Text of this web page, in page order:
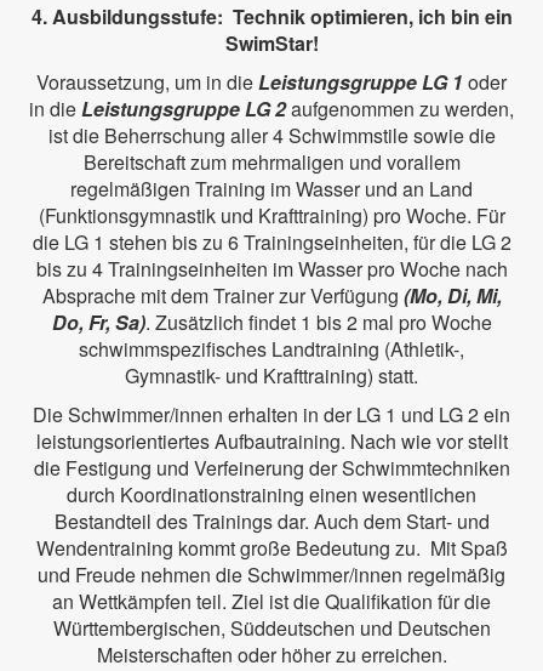
4. Ausbildungsstufe: Technik optimieren, ich bin ein
SwimStar!
Voraussetzung, um in dieLeistungsgruppe LG 1 oder
in dieLeistungsgruppe LG 2aufgenommen zu werden,
ist die Beherrschung aller 4 Schwimmstile sowie die
Bereitschaft zum mehrmaligen und vorallem
regelmäßigen Training im Wasser und an Land
(Funktionsgymnastik und Krafttraining) pro Woche. Für
die LG 1 stehen bis zu 6 Trainingseinheiten, für die LG 2
bis zu 4 Trainingseinheiten im Wasser pro Woche nach
Absprache mit dem Trainer zur Verfügung (Mo, Di, Mi,
Do, Fr, Sa). Zusätzlich findet 1 bis 2 mal pro Woche
schwimmspezifisches Landtraining (Athletik-,
Gymnastik- und Krafttraining) statt.
Die Schwimmer/innen erhalten in der LG 1 und LG 2 ein
leistungsorientiertes Aufbautraining. Nach wie vor stellt
die Festigung und Verfeinerung der Schwimmtechniken
durch Koordinationstraining einen wesentlichen
Bestandteil des Trainings dar. Auch dem Start- und
Wendentraining kommt große Bedeutung zu. Mit Spaß
und Freude nehmen die Schwimmer/innen regelmäßig
an Wettkämpfen teil. Ziel ist die Qualifikation für die
Württembergischen, Süddeutschen und Deutschen
Meisterschaften oder höher zu erreichen.